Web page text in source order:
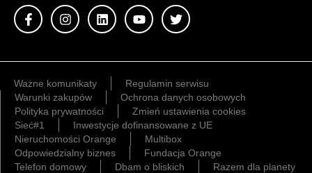
Ważne komunikaty
Regulamin serwisu
Warunki zakupów
Ochrona danych osobowych
Polityka prywatności
Zmień ustawienia cookies
Sieć#1
Inwestycje dofinansowane z UE
Nieruchomości Orange
Multibox
Odpowiedzialny biznes
Fundacja Orange
Telefon domowy
Dbam o bliskich Razem dla planety